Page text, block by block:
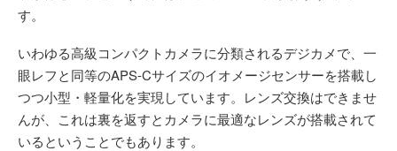
す。
いわゆる高級コンパクトカメラに分類されるデジカメで、一
眼レフと同等のAPS-Cサイズのイオメージセンサーを搭載し
つつ小型・軽量化を実現しています。レンズ交換はできませ
んが、これは裏を返すとカメラに最適なレンズが搭載されて
いるということでもあります。